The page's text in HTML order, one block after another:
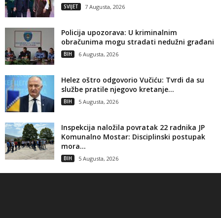
SVIJET 7 Augusta, 2026
Policija upozorava: U kriminalnim
obračunima mogu stradati nedužni građani
BIH 6 Augusta, 2026
Helez oštro odgovorio Vučiću: Tvrdi da su
službe pratile njegovo kretanje...
BIH 5 Augusta, 2026
Inspekcija naložila povratak 22 radnika JP
Komunalno Mostar: Disciplinski postupak
mora...
BIH 5 Augusta, 2026